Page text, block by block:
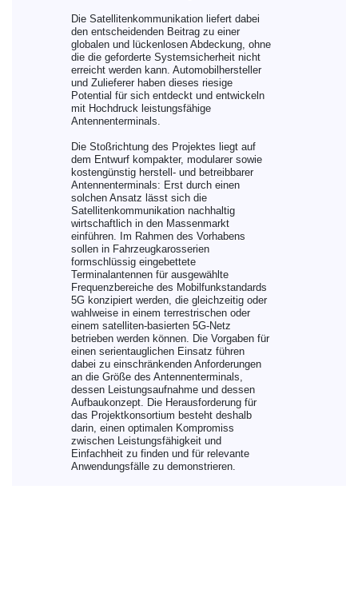
Die Satellitenkommunikation liefert dabei
den entscheidenden Beitrag zu einer
globalen und lückenlosen Abdeckung, ohne
die die geforderte Systemsicherheit nicht
erreicht werden kann. Automobilhersteller
und Zulieferer haben dieses riesige
Potential für sich entdeckt und entwickeln
mit Hochdruck leistungsfähige
Antennenterminals.
Die Stoßrichtung des Projektes liegt auf
dem Entwurf kompakter, modularer sowie
kostengünstig herstell- und betreibbarer
Antennenterminals: Erst durch einen
solchen Ansatz lässt sich die
Satellitenkommunikation nachhaltig
wirtschaftlich in den Massenmarkt
einführen. Im Rahmen des Vorhabens
sollen in Fahrzeugkarosserien
formschlüssig eingebettete
Terminalantennen für ausgewählte
Frequenzbereiche des Mobilfunkstandards
5G konzipiert werden, die gleichzeitig oder
wahlweise in einem terrestrischen oder
einem satelliten-basierten 5G-Netz
betrieben werden können. Die Vorgaben für
einen serientauglichen Einsatz führen
dabei zu einschränkenden Anforderungen
an die Größe des Antennenterminals,
dessen Leistungsaufnahme und dessen
Aufbaukonzept. Die Herausforderung für
das Projektkonsortium besteht deshalb
darin, einen optimalen Kompromiss
zwischen Leistungsfähigkeit und
Einfachheit zu finden und für relevante
Anwendungsfälle zu demonstrieren.